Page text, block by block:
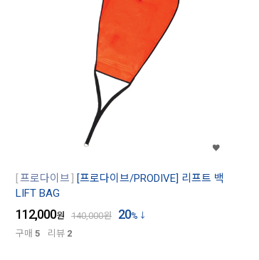
프로다이브
[프로다이브/PRODIVE] 리프트 백
LIFT BAG
112,000원 140,000원 20%
구매 5 리뷰 2